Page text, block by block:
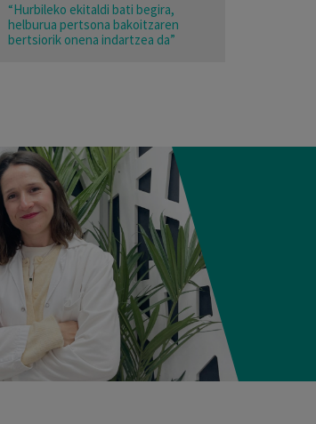
“Hurbileko ekitaldi bati begira,
helburua pertsona bakoitzaren
bertsiorik onena indartzea da”